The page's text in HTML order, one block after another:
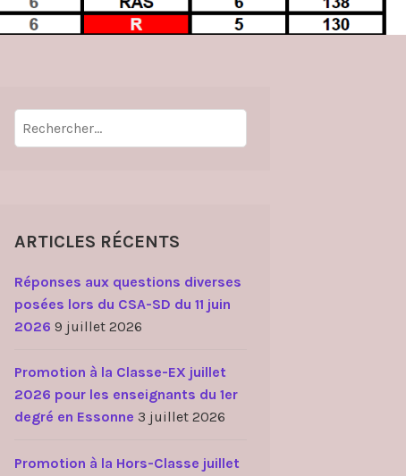
Rechercher :
ARTICLES RÉCENTS
Réponses aux questions diverses
posées lors du CSA-SD du 11 juin
2026 9 juillet 2026
Promotion à la Classe-EX juillet
2026 pour les enseignants du 1er
degré en Essonne 3 juillet 2026
Promotion à la Hors-Classe juillet